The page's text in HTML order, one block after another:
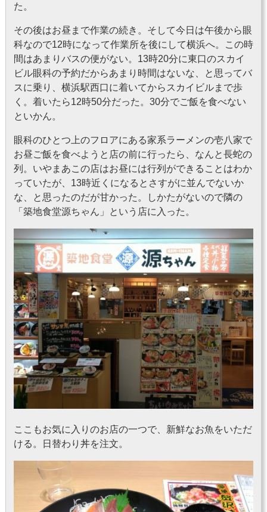
た。
その後はお昼まで作業の続き。そして今日は午後から眼
科なので12時になって作業所を後にして横浜へ。この時
間はあまりバスの便がない。13時20分に東口のスカイ
ビル眼科の予約だからあまり時間はないな、と思ってバ
スに乗り、横浜駅西口に着いてからスカイビルまで歩
く。着いたら12時50分だった。30分でご飯を食べない
といかん。
眼科のひとつ上のフロアにある家系ラーメンの壱八家で
お昼ご飯を食べようと店の前に行ったら、なんと長蛇の
列。いやまあこの店はお昼には行列ができることはわか
っていたが、13時近くになるとさすがに並んでないか
な、と思ったのだが甘かった。しかたがないので隣の
「築地食堂源ちゃん」という店に入った。
ここもお気に入りのお店の一つで、新鮮なお魚をいただ
ける。日替わり丼を注文。